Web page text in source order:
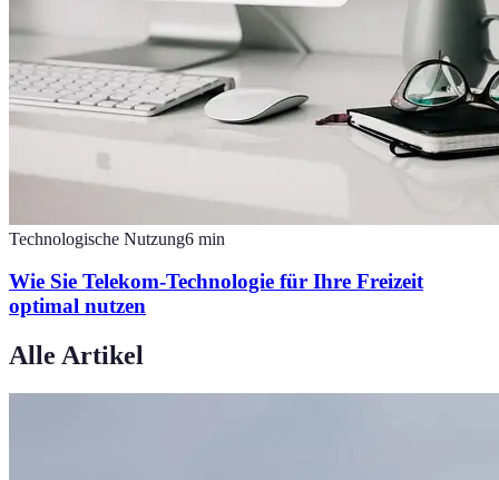
Technologische Nutzung6 min
Wie Sie Telekom-Technologie für Ihre Freizeit
optimal nutzen
Alle Artikel